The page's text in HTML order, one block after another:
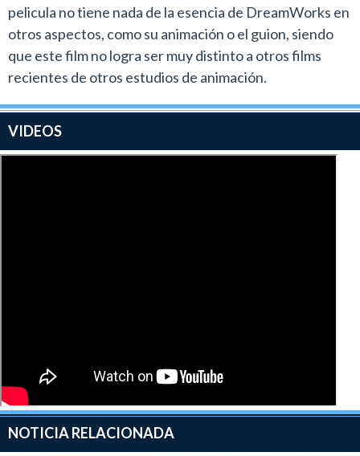
pelicula no tiene nada de la esencia de DreamWorks en
otros aspectos, como su animación o el guion, siendo
que este film no logra ser muy distinto a otros films
recientes de otros estudios de animación.
VIDEOS
NOTICIA RELACIONADA